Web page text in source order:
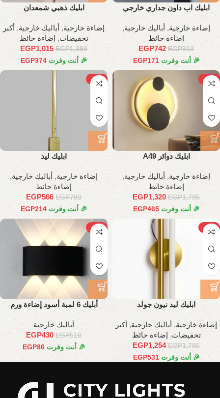
ابليك اب داون جداري خارجي
إضاءة خارجية, أباليك خارجية,
إضاءة حائط
EGP913
EGP742
🎉 أنت وفرت EGP171
ابليك ذهبي شمعدان
إضاءة خارجية, أباليك خارجية, أكبر
تخفيضات, إضاءة حائط
EGP1,389
EGP1,015
🎉 أنت وفرت EGP374
-26%
ابليك دوائر A49
إضاءة خارجية, أباليك خارجية,
إضاءة حائط
EGP1,785
EGP1,320
🎉 أنت وفرت EGP465
-27%
ابليك ليد
إضاءة خارجية, أباليك خارجية,
إضاءة حائط
EGP780
EGP566
🎉 أنت وفرت EGP214
-30%
ابليك ليد نيون جولد
إضاءة خارجية, أباليك خارجية, أكبر
تخفيضات, إضاءة حائط
EGP1,785
EGP1,254
🎉 أنت وفرت EGP531
-17%
أبليك 6 لمبة أسود إضاءة ورم
أباليك خارجية
EGP516
EGP430
🎉 أنت وفرت EGP86